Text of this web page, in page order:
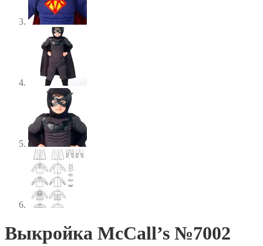
Выкройка McCall’s №7002